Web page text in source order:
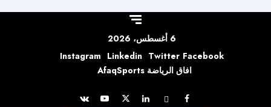
6 أغسطس، 2026
Facebook
Twitter
Linkedin
Instagram
افاق الرياضة AfaqSports